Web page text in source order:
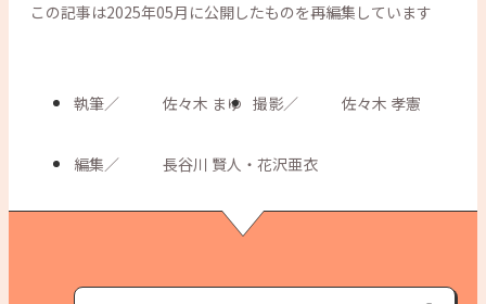
この記事は2025年05月に公開したものを再編集しています
執筆／ 佐々木 まゆ 撮影／ 佐々木 孝憲
編集／ 長谷川 賢人・花沢亜衣